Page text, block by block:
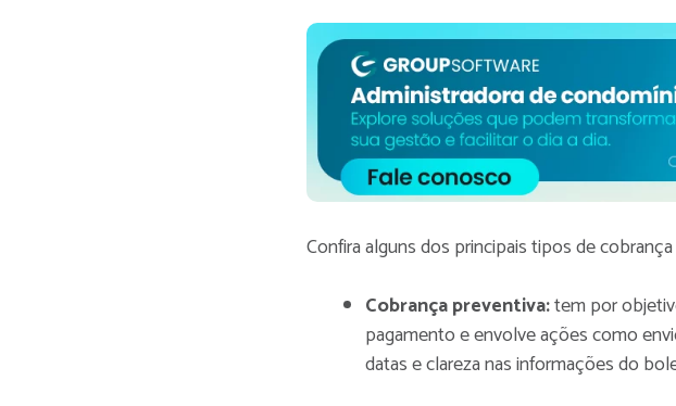
Confira alguns dos principais tipos de
Cobrança preventiva:tem por
pagamento e envolve ações como
datas e clareza nas informações do